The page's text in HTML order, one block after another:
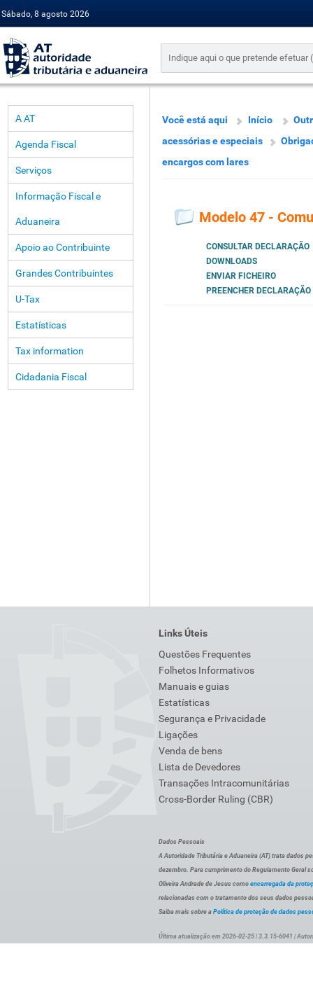
Sábado, 8 agosto 2026
A AT
Agenda Fiscal
Serviços
Informação Fiscal e
Aduaneira
Apoio ao Contribuinte
Grandes Contribuintes
U-Tax
Estatísticas
Tax information
Cidadania Fiscal
Você está aqui Início
acessórias e especiais
encargos com lares
Modelo 47 -
CONSULTAR DECLARAÇÃO
DOWNLOADS
ENVIAR FICHEIRO
PREENCHER DECLARAÇÃO
Links Úteis
Questões Frequentes
Folhetos Informativos
Manuais e guias
Estatísticas
Segurança e Privacidade
Ligações
Venda de bens
Lista de Devedores
Transações Intracomunitárias
Cross-Border Ruling (CBR)
Dados Pessoais
A Autoridade Tributária e Aduaneira (AT) trata dados
dezembro. Para cumprimento do Regulamento Geral
Oliveira Andrade de Jesus como encarregada da
relacionadas com o tratamento dos seus dados
Saiba mais sobre a Política de proteção de dados
Última atualização em 2026-02-25 | 3.3.15-6041 |